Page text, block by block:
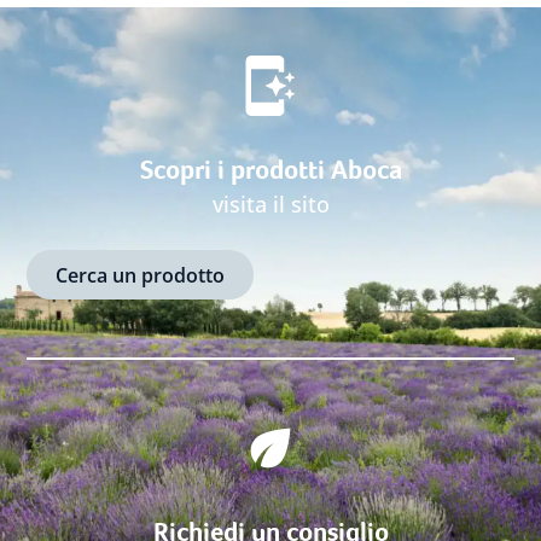
Scopri i prodotti Aboca
visita il sito
Cerca un prodotto
Richiedi un consiglio